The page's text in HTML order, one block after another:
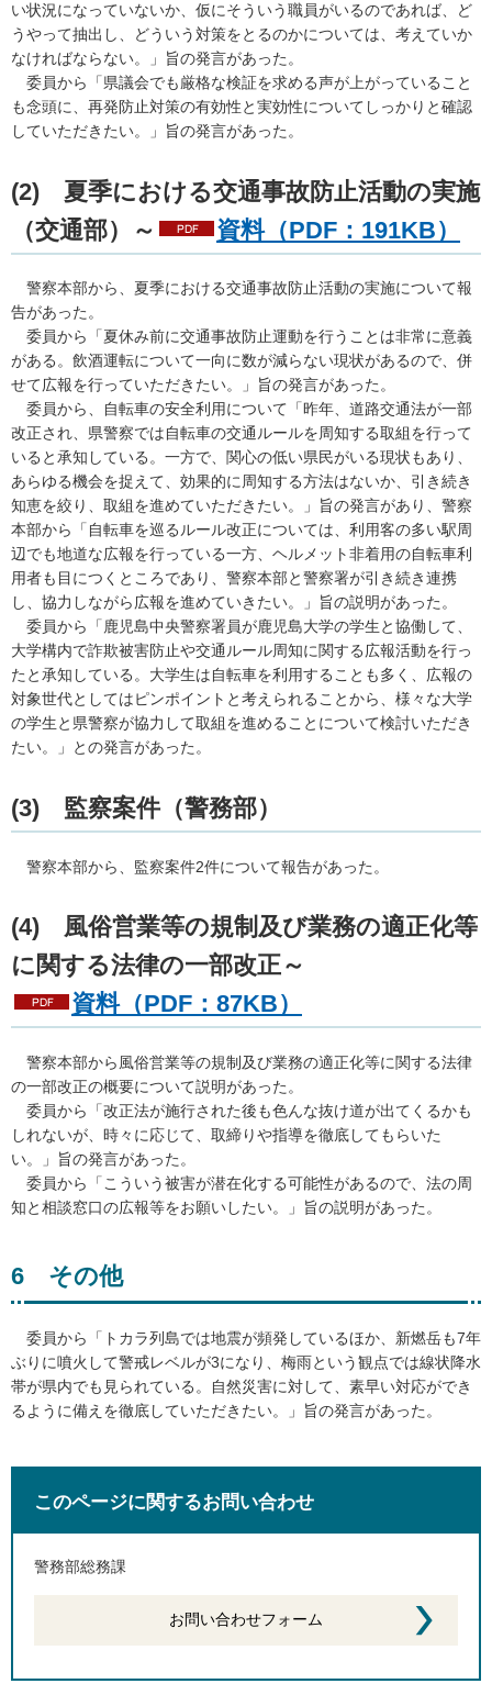
い状況になっていないか、仮にそういう職員がいるのであれば、ど
うやって抽出し、どういう対策をとるのかについては、考えていか
なければならない。」旨の発言があった。
委員から「県議会でも厳格な検証を求める声が上がっていること
も念頭に、再発防止対策の有効性と実効性についてしっかりと確認
していただきたい。」旨の発言があった。
(2) 夏季における交通事故防止活動の実施
（交通部）～
資料（PDF：191KB）
警察本部から、夏季における交通事故防止活動の実施について報
告があった。
委員から「夏休み前に交通事故防止運動を行うことは非常に意義
がある。飲酒運転について一向に数が減らない現状があるので、併
せて広報を行っていただきたい。」旨の発言があった。
委員から、自転車の安全利用について「昨年、道路交通法が一部
改正され、県警察では自転車の交通ルールを周知する取組を行って
いると承知している。一方で、関心の低い県民がいる現状もあり、
あらゆる機会を捉えて、効果的に周知する方法はないか、引き続き
知恵を絞り、取組を進めていただきたい。」旨の発言があり、警察
本部から「自転車を巡るルール改正については、利用客の多い駅周
辺でも地道な広報を行っている一方、ヘルメット非着用の自転車利
用者も目につくところであり、警察本部と警察署が引き続き連携
し、協力しながら広報を進めていきたい。」旨の説明があった。
委員から「鹿児島中央警察署員が鹿児島大学の学生と協働して、
大学構内で詐欺被害防止や交通ルール周知に関する広報活動を行っ
たと承知している。大学生は自転車を利用することも多く、広報の
対象世代としてはピンポイントと考えられることから、様々な大学
の学生と県警察が協力して取組を進めることについて検討いただき
たい。」との発言があった。
(3) 監察案件（警務部）
警察本部から、監察案件2件について報告があった。
(4) 風俗営業等の規制及び業務の適正化等
に関する法律の一部改正～
資料（PDF：87KB）
警察本部から風俗営業等の規制及び業務の適正化等に関する法律
の一部改正の概要について説明があった。
委員から「改正法が施行された後も色んな抜け道が出てくるかも
しれないが、時々に応じて、取締りや指導を徹底してもらいた
い。」旨の発言があった。
委員から「こういう被害が潜在化する可能性があるので、法の周
知と相談窓口の広報等をお願いしたい。」旨の説明があった。
6 その他
委員から「トカラ列島では地震が頻発しているほか、新燃岳も7年
ぶりに噴火して警戒レベルが3になり、梅雨という観点では線状降水
帯が県内でも見られている。自然災害に対して、素早い対応ができ
るように備えを徹底していただきたい。」旨の発言があった。
このページに関するお問い合わせ
警務部総務課